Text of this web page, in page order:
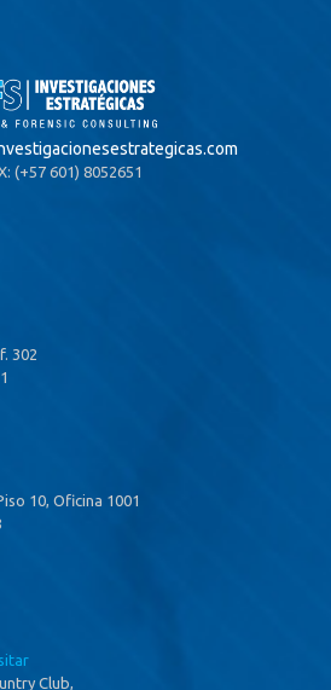
(+57 601) 8052651
302
10, Oficina 1001
Club,